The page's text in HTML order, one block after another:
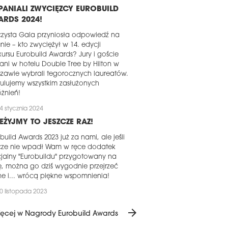
ZWYCIĘZCY EUROBUILD
2024!
Gala przyniosła odpowiedź na
– kto zwyciężył w 14. edycji
Eurobuild Awards? Jury i goście
w hotelu Double Tree by Hilton w
wybrali tegorocznych laureatów.
wszystkim zasłużonych
stycznia 2024
TO JESZCZE RAZ!
Awards 2023 już za nami, ale jeśli
nie wpadł Wam w ręce dodatek
"Eurobuildu" przygotowany na
można go dziś wygodnie przejrzeć
i... wrócą piękne wspomnienia!
listopada 2023
ŻYWO I ONLINE!
w Nagrody Eurobuild Awards arrow_forward